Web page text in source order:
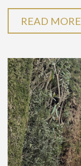
READ MORE